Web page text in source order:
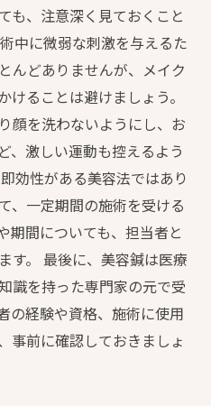
も、注意深く見ておくこと
中に微弱な刺激を与えるた
んどありませんが、メイク
けることは避けましょう。
顔を洗わないようにし、お
、激しい運動も控えるよう
効性がある美容法ではあり
、一定期間の施術を受ける
期間についても、担当者と
す。 最後に、美容鍼は医療
識を持った専門家の元で受
の経験や資格、施術に使用
事前に確認しておきましょ